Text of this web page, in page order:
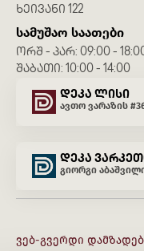
ᲮᲔᲘᲕᲐᲜᲘ 122
სამუშაო საათები
ᲝᲠᲨ - ᲞᲐᲠ: 09:00 -
ᲨᲐᲑᲐᲗᲘ: 10:00 - 14:00
დეკა ლისი
ავთო ვარაზის
დეკა
გიორგი
ვებ-გვერდი